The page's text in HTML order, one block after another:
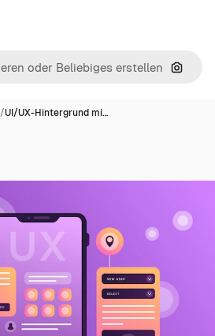
Nach
/UI/UX-Hintergrund mi…